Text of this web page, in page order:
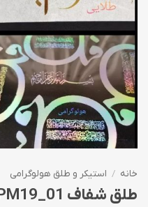
خانه / استیکر و طلق هولوگرامی
طلق شفاف PM19_01